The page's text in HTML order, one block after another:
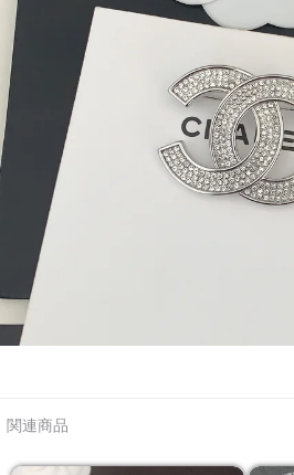
関連商品